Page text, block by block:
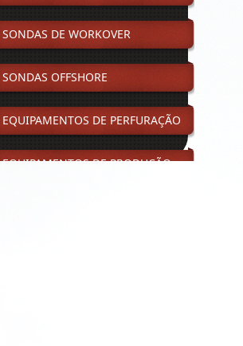
SONDAS DE WORKOVER
SONDAS OFFSHORE
EQUIPAMENTOS DE PERFURAÇÃO
EQUIPAMENTOS DE PRODUÇÃO